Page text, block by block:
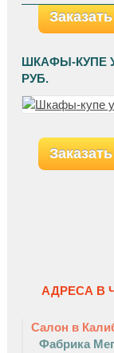
ШКАФЫ-КУПЕ
РУБ.
АДРЕСА В
Салон в
Фабрика